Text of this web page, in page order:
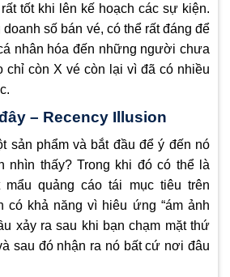
tốt khi lên kế hoạch các sự kiện.
doanh số bán vé, có thể rất đáng để
nhân hóa đến những người chưa
chỉ còn X vé còn lại vì đã có nhiều
– Recency Illusion
sản phẩm và bắt đầu để ý đến nó
nhìn thấy? Trong khi đó có thể là
mẩu quảng cáo tái mục tiêu trên
có khả năng vì hiêu ứng “ám ảnh
xảy ra sau khi bạn chạm mặt thứ
sau đó nhận ra nó bất cứ nơi đâu